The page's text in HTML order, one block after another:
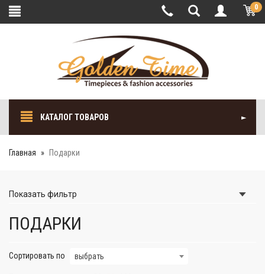
0
КАТАЛОГ ТОВАРОВ
Главная Подарки
Показать фильтр
ПОДАРКИ
Сортировать по выбрать